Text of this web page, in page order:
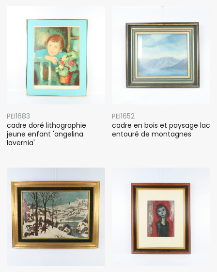
PEI1683
cadre doré lithographie
jeune enfant 'angelina
lavernia'
PEI1652
cadre en bois et paysage lac
entouré de montagnes